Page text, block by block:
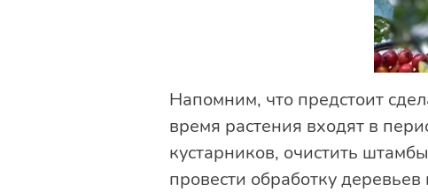
Напомним, что предстоит
время растения входят в
кустарников, очистить
провести обработку